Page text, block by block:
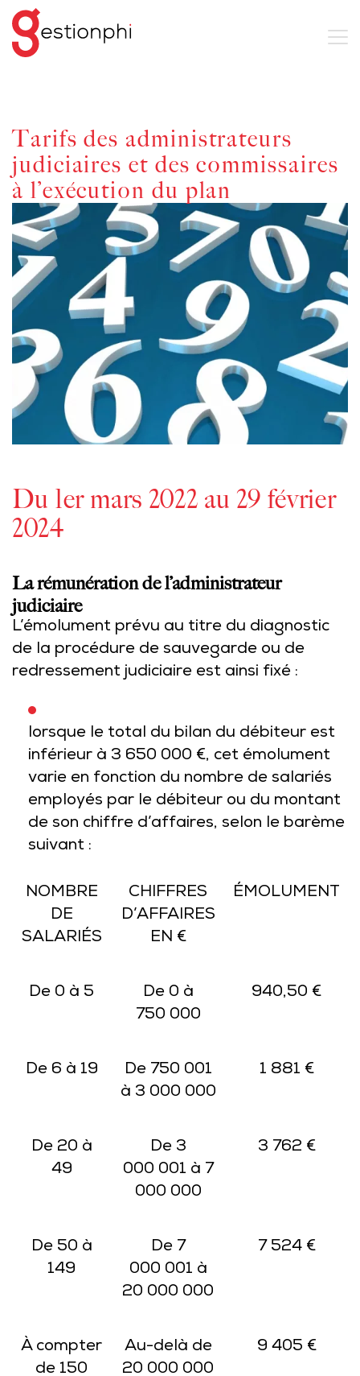
Tarifs des administrateurs
judiciaires et des commissaires
à l’exécution du plan
Du 1er mars 2022 au 29 février
2024
La rémunération de l’administrateur
judiciaire
L’émolument prévu au titre du diagnostic
de la procédure de sauvegarde ou de
redressement judiciaire est ainsi fixé :
lorsque le total du bilan du débiteur est
inférieur à 3 650 000 €, cet émolument
varie en fonction du nombre de salariés
employés par le débiteur ou du montant
de son chiffre d’affaires, selon le barème
suivant :
NOMBRE
DE
SALARIÉS
CHIFFRES
D’AFFAIRES
EN €
ÉMOLUMENT
De 0 à 5
De 0 à
750 000
940,50 €
De 6 à 19
De 750 001
à 3 000 000
1 881 €
De 20 à
49
De 3
000 001 à 7
000 000
3 762 €
De 50 à
149
De 7
000 001 à
20 000 000
7 524 €
À compter
de 150
Au-delà de
20 000 000
9 405 €